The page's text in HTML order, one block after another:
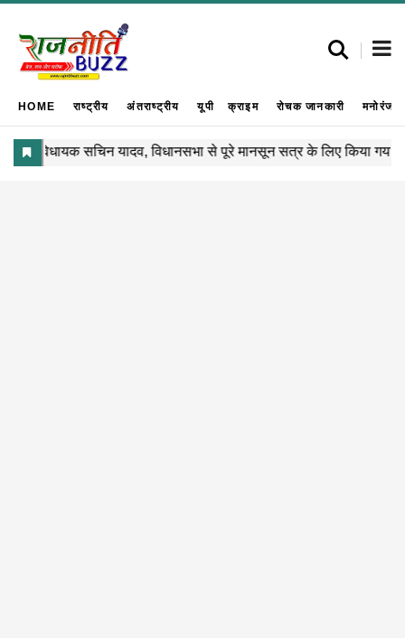
HOME राष्ट्रीय अंतराष्ट्रीय यूपी क्राइम रोचक जानकारी मनोरंजन